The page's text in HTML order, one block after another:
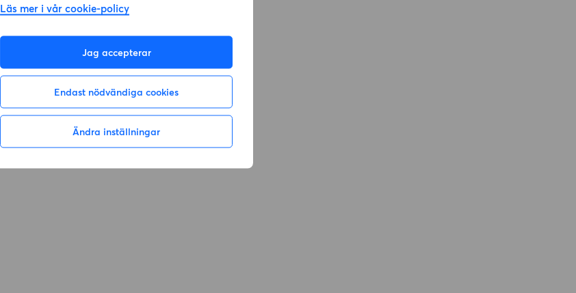
Läs mer i vår cookie-policy
Jag accepterar
Endast nödvändiga cookies
Ändra inställningar